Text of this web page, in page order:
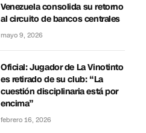
Venezuela consolida su retorno
al circuito de bancos centrales
mayo 9, 2026
Oficial: Jugador de La Vinotinto
es retirado de su club: “La
cuestión disciplinaria está por
encima”
febrero 16, 2026